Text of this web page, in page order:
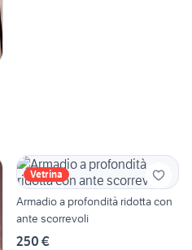
Vetrina
Armadio a profondità ridotta con
ante scorrevoli
250 €